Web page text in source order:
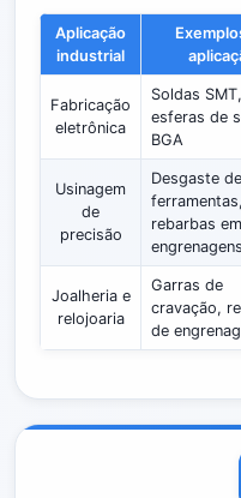
Aplicação
industrial
Fabricação
eletrônica
Soldas SMT,
esferas de
BGA
Usinagem
de
precisão
Desgaste de
ferramentas,
rebarbas em
engrenagens
Joalheria e
relojoaria
Garras de
cravação,
de